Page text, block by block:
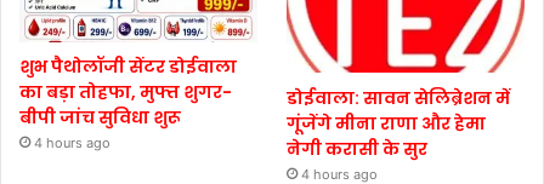
शुभ पैथोलॉजी सेंटर डोईवाला
का बड़ा तोहफा, मुफ्त शुगर-
बीपी जांच सुविधा शुरू
4 hours ago
डोईवाला: सावन सेलिब्रेशन में
गूंजेंगे मीना राणा और हेमा
नेगी करासी के सुर
4 hours ago